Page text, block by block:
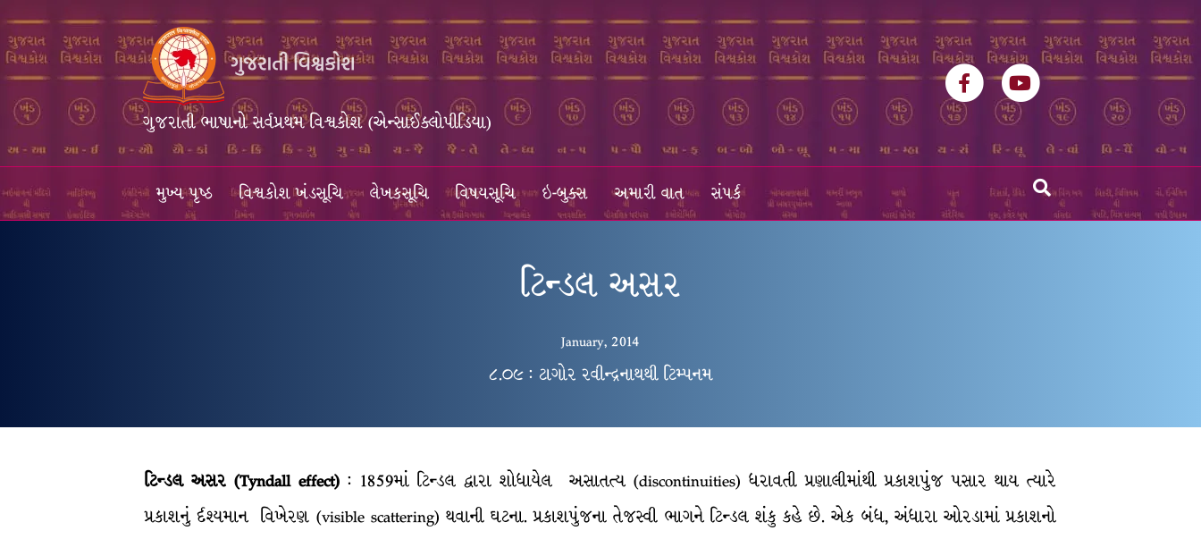
ગુજરાતી ભાષાનો સર્વપ્રથમ વિશ્વકોશ (એન્સાઈક્લોપીડિયા)
FacebookYoutube
મુખ્ય પૃષ્ઠ વિશ્વકોશ ખંડસૂચિ લેખકસૂચિ વિષયસૂચિ ઇ-બુક્સ અમારી વાત સંપર્ક
ટિન્ડલ અસર
January, 2014
૮.૦૯ : ટાગોર રવીન્દ્રનાથથી ટિમ્પનમ
ટિન્ડલ અસર (Tyndall effect) : 1859માં ટિન્ડલ દ્વારા શોધાયેલ અસાતત્ય (discontinuities) ધરાવતી પ્રણાલીમાંથી પ્રકાશપુંજ પસાર થાય ત્યારે
પ્રકાશનું ર્દશ્યમાન વિખેરણ (visible scattering) થવાની ઘટના. પ્રકાશપુંજના તેજસ્વી ભાગને ટિન્ડલ શંકુ કહે છે. એક બંધ, અંધારા ઓરડામાં પ્રકાશનો